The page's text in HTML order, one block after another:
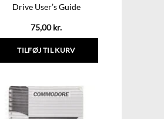
Drive User’s Guide
75,00kr.
TILFØJ TIL KURV